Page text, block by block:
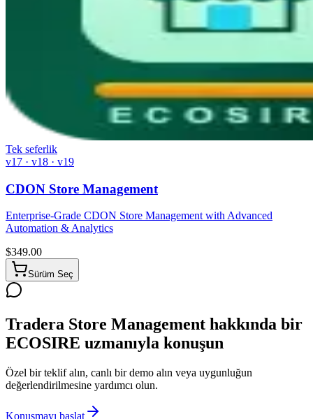
Tek seferlik
v17 · v18 · v19
CDON Store Management
Enterprise-Grade CDON Store Management with Advanced
Automation & Analytics
$349.00
Sürüm Seç
Tradera Store Management hakkında bir
ECOSIRE uzmanıyla konuşun
Özel bir teklif alın, canlı bir demo alın veya uygunluğun
değerlendirilmesine yardımcı olun.
Konuşmayı başlat